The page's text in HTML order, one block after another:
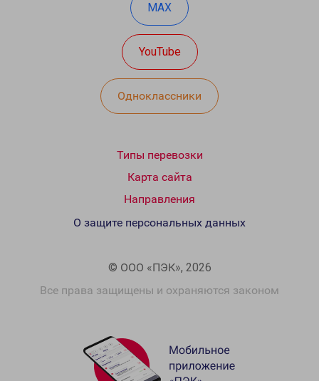
MAX
YouTube
Одноклассники
Типы перевозки
Карта сайта
Направления
© ООО «ПЭК», 2026
Все права защищены и охраняются законом
О защите персональных данных